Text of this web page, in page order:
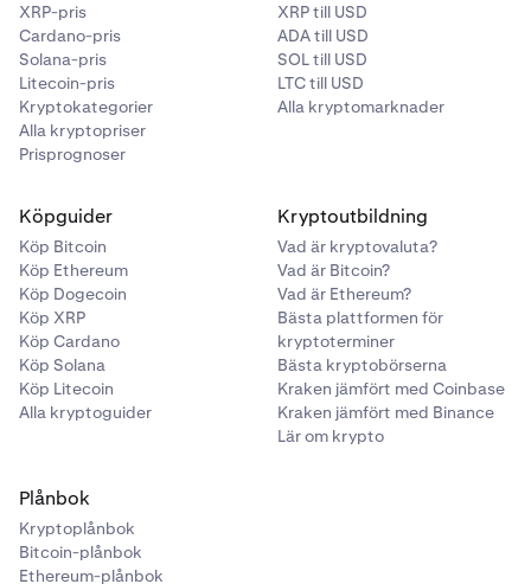
XRP-pris
Cardano-pris
Solana-pris
Litecoin-pris
Kryptokategorier
Alla kryptopriser
Prisprognoser
XRP till USD
ADA till USD
SOL till USD
LTC till USD
Alla kryptomarknader
Köpguider
Köp Bitcoin
Köp Ethereum
Köp Dogecoin
Köp XRP
Köp Cardano
Köp Solana
Köp Litecoin
Alla kryptoguider
Kryptoutbildning
Vad är kryptovaluta?
Vad är Bitcoin?
Vad är Ethereum?
Bästa plattformen för
kryptoterminer
Bästa kryptobörserna
Kraken jämfört med Coinbase
Kraken jämfört med Binance
Lär om krypto
Plånbok
Kryptoplånbok
Bitcoin-plånbok
Ethereum-plånbok